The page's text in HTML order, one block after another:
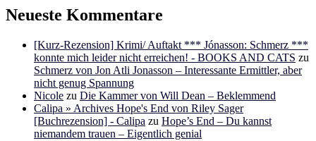
Neueste Kommentare
[Kurz-Rezension] Krimi/ Auftakt *** Jónasson: Schmerz ***
konnte mich leider nicht erreichen! - BOOKS AND CATS zu
Schmerz von Jon Atli Jonasson – Interessante Ermittler, aber
nicht genug Spannung
Nicole zu Die Kammer von Will Dean – Beklemmend
Calipa » Archives Hope's End von Riley Sager
[Buchrezension] - Calipa zu Hope’s End – Du kannst
niemandem trauen – Eigentlich genial